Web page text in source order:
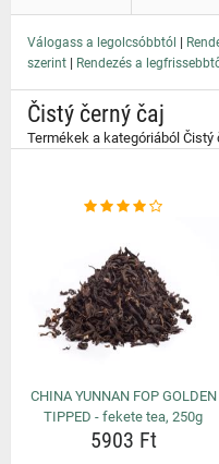
Válogass a legolcsóbbtól |
szerint | Rendezés a
Čistý černý čaj
Termékek a kategóriából Čistý
CHINA YUNNAN FOP GOLDEN
TIPPED - fekete tea, 250g
5903 Ft